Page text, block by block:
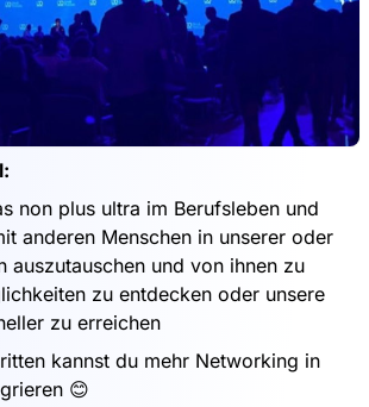
non plus ultra im Berufsleben und
anderen Menschen in unserer oder
auszutauschen und von ihnen zu
zu entdecken oder unsere
zu erreichen
kannst du mehr Networking in
😊